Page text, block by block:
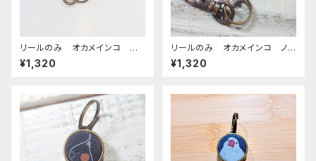
リールのみ オカメインコ モノ
トーン ネイビー おかめいん
こ
¥1,320
リールのみ オカメインコ ノ
ーマル キャメル おかめいん
こ
¥1,320